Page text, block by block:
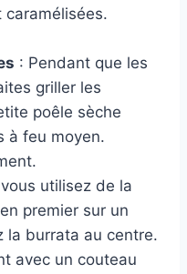
: Pendant que les
griller les
poêle sèche
à feu moyen.
utilisez de la
premier sur un
la burrata au centre.
avec un couteau